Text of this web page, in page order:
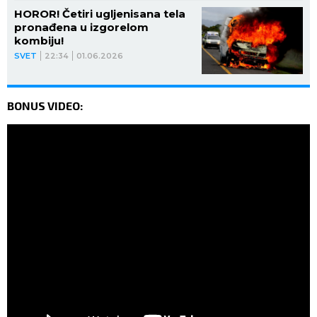
SVET 22:34 01.06.2026
HOROR! Četiri ugljenisana tela
pronađena u izgorelom
kombiju!
BONUS VIDEO: